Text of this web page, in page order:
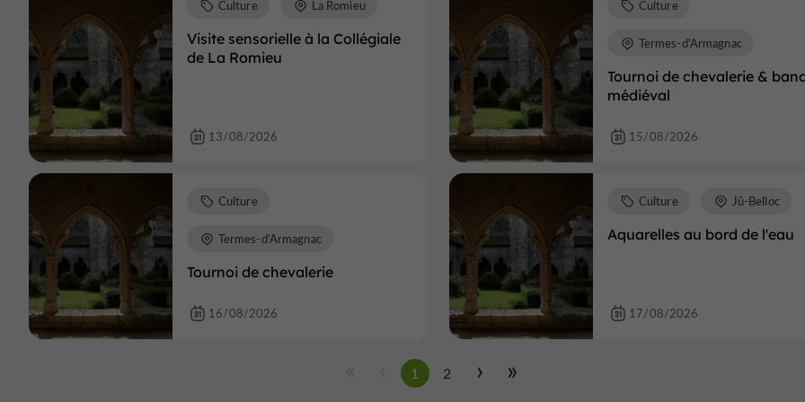
Visite sensorielle à la Collégiale
de La Romieu
Culture La Romieu
13/08/2026
Tournoi de chevalerie &
médiéval
Culture
Termes-d'Armagnac
15/08/2026
Tournoi de chevalerie
Culture
Termes-d'Armagnac
16/08/2026
Aquarelles au bord de l'eau
Culture Jû-Belloc
17/08/2026
1 2